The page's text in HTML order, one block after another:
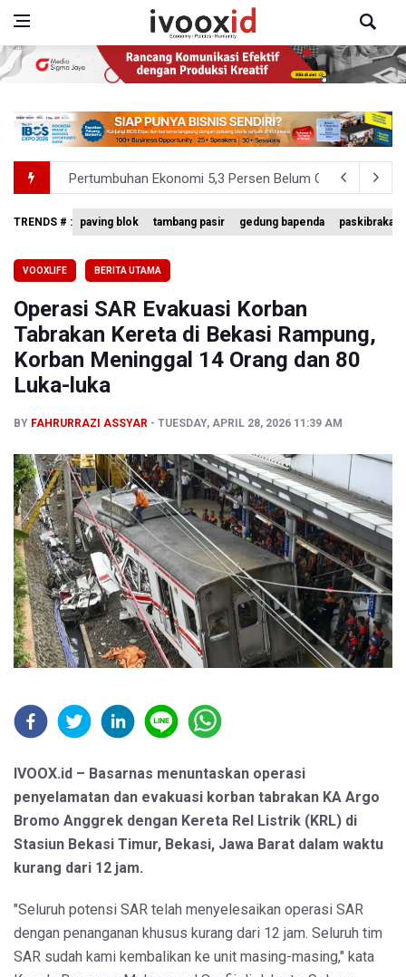
Pertumbuhan Ekonomi 5,3 Persen Belum Cukup
Anggota DPR Desak Polisi Usut Tuntas Temuan
Kemensos Targetkan 150 Ribu Siswa Masuk Program
Pemprov DKI Jakarta Pastikan Data Pajak dan Aset
TRENDS # : paving blok tambang pasir gedung bapenda paskibraka
VOOXLIFE BERITA UTAMA
Operasi SAR Evakuasi Korban
Tabrakan Kereta di Bekasi Rampung,
Korban Meninggal 14 Orang dan 80
Luka-luka
BY FAHRURRAZI ASSYAR TUESDAY, APRIL 28, 2026 11:39 AM
IVOOX.id – Basarnas menuntaskan operasi
penyelamatan dan evakuasi korban tabrakan KA Argo
Bromo Anggrek dengan Kereta Rel Listrik (KRL) di
Stasiun Bekasi Timur, Bekasi, Jawa Barat dalam waktu
kurang dari 12 jam.
"Seluruh potensi SAR telah menyelesaikan operasi SAR
dengan penanganan khusus kurang dari 12 jam. Seluruh tim
SAR sudah kami kembalikan ke unit masing-masing," kata